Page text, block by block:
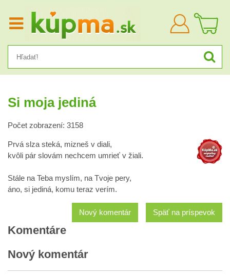
Prihlásiť
sa
Si moja jediná
Počet zobrazení: 3158
Prvá slza steká, mizneš v diali,
kvôli pár slovám nechcem umrieť v žiali.
Stále na Teba myslím, na Tvoje pery,
áno, si jediná, komu teraz verím.
Späť na príspevok
Nový komentár
Komentáre
Nový komentár